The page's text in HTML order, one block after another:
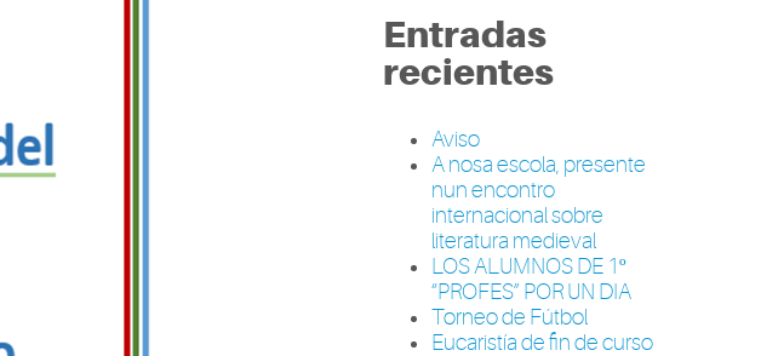
Entradas
recientes
Aviso
A nosa escola, presente
nun encontro
internacional sobre
literatura medieval
LOS ALUMNOS DE 1º
“PROFES” POR UN DIA
Torneo de Fútbol
Eucaristía de fin de curso